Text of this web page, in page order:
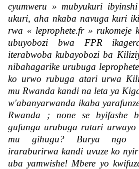
cyumweru » mubyukuri
ukuri, aha nkaba navuga kuri
rwa « leprophete.fr » rukomeje
ubuyobozi bwa FPR
iterabwoba kubayobozi ba
nibahagarike urubuga
ko urwo rubuga atari urwa
mu Rwanda kandi na leta ya
w'abanyarwanda ikaba
Rwanda ; none se byifashe
gufunga urubuga rutari urwayo
mu gihugu? Burya ngo
iraraburirwa kandi uvuze ko
uba yamwishe! Mbere yo